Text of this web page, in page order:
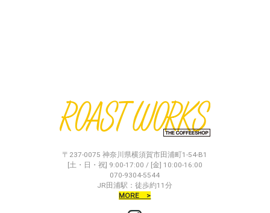
〒237-0075 神奈川県横須賀市田浦町1-54-B1
[土・日・祝] 9:00-17:00 / [金] 10:00-16:00
070-9304-5544
JR田浦駅：徒歩約11分
MORE >